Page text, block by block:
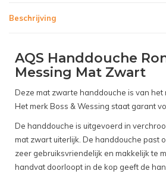
Beschrijving
AQS Handdouche
Messing Mat Zwart
Deze mat zwarte handdouche is van het
Het merk Boss & Wessing staat garant
De handdouche is uitgevoerd in
mat zwart uiterlijk. De handdouche past
zeer gebruiksvriendelijk en makkelijk te
handvat doorloopt in de kop geeft de